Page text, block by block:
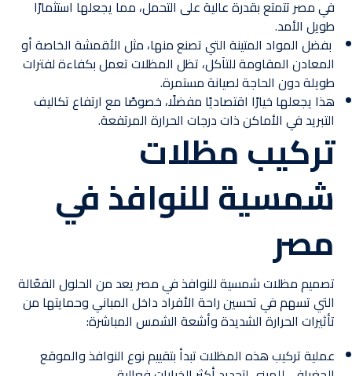
في مصر تتمتع بقدرة عالية على التحمل، مما يجعلها استثمارًا
طويل الأمد.
بفضل المواد المتينة التي تصنع منها، مثل الأقمشة الخاصة أو
المعادن المقاومة للتآكل، تظل المظلات تعمل بكفاءة لفترات
طويلة دون الحاجة لصيانة مستمرة.
هذا يجعلها خيارًا اقتصاديًا مفضلًا، خصوصًا مع ارتفاع تكاليف
التبريد في الأماكن ذات درجات الحرارة المرتفعة.
تركيب مظلات
شمسية للنوافذ في
مصر
تصميم مظلات شمسية للنوافذ في مصر يعد من الحلول الفعّالة
التي تسهم في تحسين راحة الأفراد داخل المباني وحمايتها من
تأثيرات الحرارة الشديدة وأشعة الشمس المباشرة:
عملية تركيب هذه المظلات تبدأ بتقييم نوع النوافذ والموقع